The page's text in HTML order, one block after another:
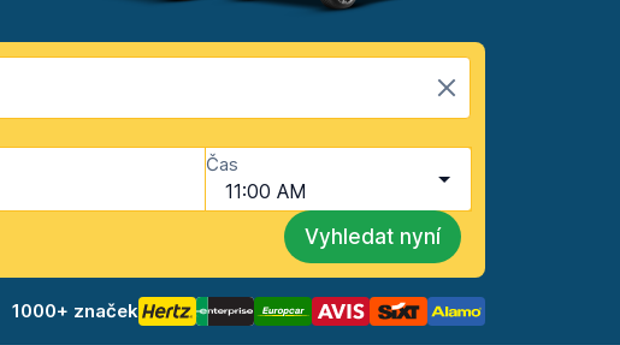
Čas
11:00 AM
Vyhledat nyní
1000+ značek